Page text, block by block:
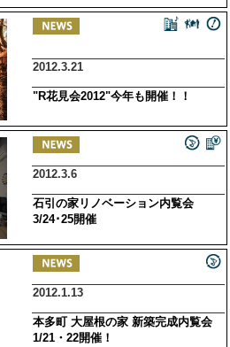
2012.3.21
"R花見会2012"今年も開催！！
2012.3.6
石引の家リノベーション内覧会
3/24･25開催
2012.1.13
本多町 大屋根の家 新築完成内覧会
1/21・22開催！